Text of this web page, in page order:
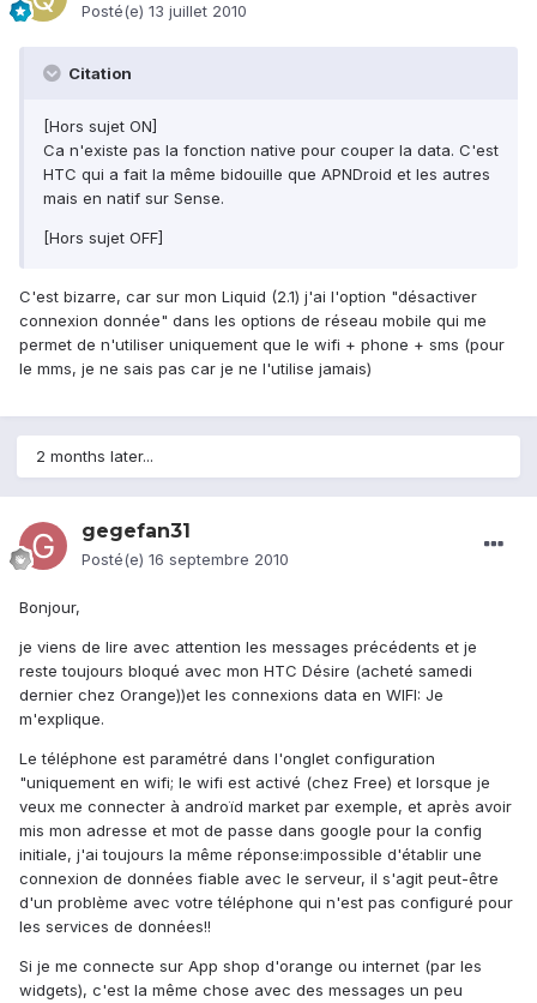
Posté(e) 13 juillet 2010
Citation
[Hors sujet ON]
Ca n'existe pas la fonction native pour couper la data. C'est
HTC qui a fait la même bidouille que APNDroid et les autres
mais en natif sur Sense.
[Hors sujet OFF]
C'est bizarre, car sur mon Liquid (2.1) j'ai l'option "désactiver
connexion donnée" dans les options de réseau mobile qui me
permet de n'utiliser uniquement que le wifi + phone + sms (pour
le mms, je ne sais pas car je ne l'utilise jamais)
2 months later...
gegefan31
Posté(e) 16 septembre 2010
Bonjour,
je viens de lire avec attention les messages précédents et je
reste toujours bloqué avec mon HTC Désire (acheté samedi
dernier chez Orange))et les connexions data en WIFI: Je
m'explique.
Le téléphone est paramétré dans l'onglet configuration
"uniquement en wifi; le wifi est activé (chez Free) et lorsque je
veux me connecter à androïd market par exemple, et après avoir
mis mon adresse et mot de passe dans google pour la config
initiale, j'ai toujours la même réponse:impossible d'établir une
connexion de données fiable avec le serveur, il s'agit peut-être
d'un problème avec votre téléphone qui n'est pas configuré pour
les services de données!!
Si je me connecte sur App shop d'orange ou internet (par les
widgets), c'est la même chose avec des messages un peu